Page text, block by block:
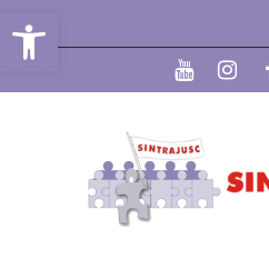
Abrir a barra de ferramentas